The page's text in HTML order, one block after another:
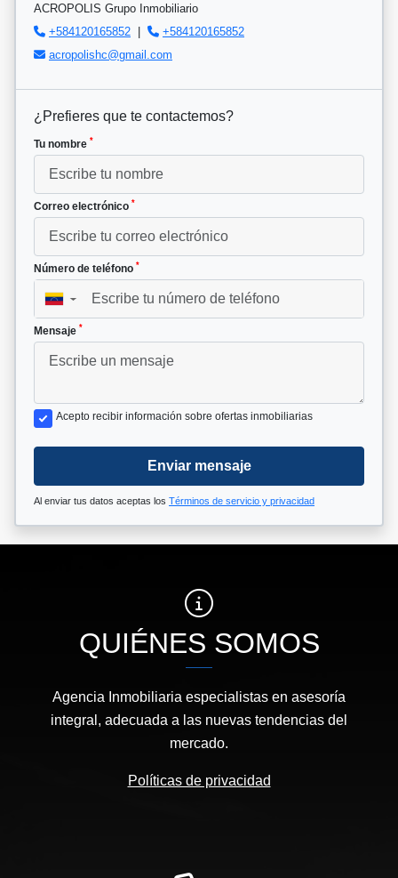
ACROPOLIS Grupo Inmobiliario
+584120165852 |
+584120165852
acropolishc@gmail.com
¿Prefieres que te contactemos?
Tu nombre *
Correo electrónico *
Número de teléfono *
▼
Mensaje *
Acepto recibir información sobre ofertas inmobiliarias
Enviar mensaje
Al enviar tus datos aceptas los Términos de servicio y privacidad
QUIÉNES SOMOS
Agencia Inmobiliaria especialistas en asesoría
integral, adecuada a las nuevas tendencias del
mercado.
Políticas de privacidad